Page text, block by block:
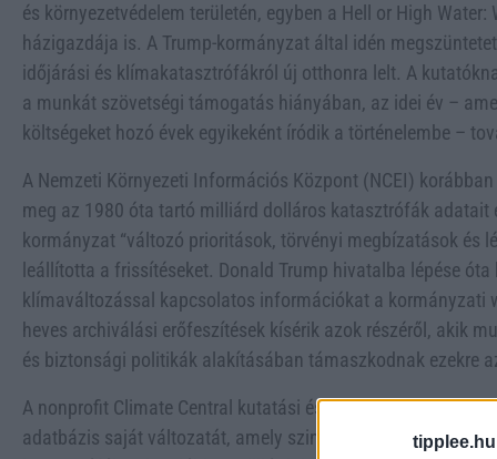
és környezetvédelem területén, egyben a Hell or High
házigazdája is. A Trump-kormányzat által idén
időjárási és klímakatasztrófákról új otthonra lelt. A
a munkát szövetségi támogatás hiányában, az idei év –
költségeket hozó évek egyikeként íródik a történelembe –
A Nemzeti Környezeti Információs Központ (NCEI)
meg az 1980 óta tartó milliárd dolláros katasztrófák adatait
kormányzat “változó prioritások, törvényi megbízatások és
leállította a frissítéseket. Donald Trump hivatalba lépése
klímaváltozással kapcsolatos információkat a kormányzati
heves archiválási erőfeszítések kísérik azok részéről, akik
és biztonsági politikák alakításában támaszkodnak ezekre
A nonprofit Climate Central kutatási és érdekvédelmi
adatbázis saját változatát, amely szintén nyomon követi az